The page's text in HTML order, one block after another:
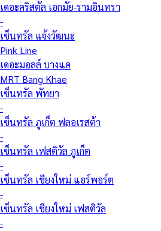
เดอะคริสตัล เอกมัย-รามอินทรา
-
เซ็นทรัล แจ้งวัฒนะ
Pink Line
เดอะมอลล์ บางแค
MRT Bang Khae
เซ็นทรัล พัทยา
-
เซ็นทรัล ภูเก็ต ฟลอเรสต้า
-
เซ็นทรัล เฟสติวัล ภูเก็ต
-
เซ็นทรัล เชียงใหม่ แอร์พอร์ต
-
เซ็นทรัล เชียงใหม่ เฟสติวัล
-